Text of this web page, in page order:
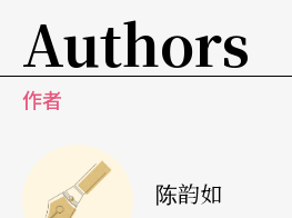
Authors
作者
陈韵如